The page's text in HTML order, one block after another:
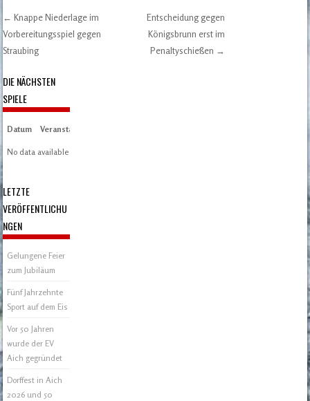
Post navigation
← Knappe Niederlage im
Vorbereitungsspiel gegen
Straubing
Entscheidung gegen
Königsbrunn erst im
Penaltyschießen →
DIE NÄCHSTEN
SPIELE
Datum Veranstaltung
No data available in table
LETZTE
VERÖFFENTLICHU
NGEN
Gelungene Feier
zum Jubiläum
Fünf Jahrzehnte
Sport auf dem Eis
Vor 50 Jahren
wurde der EV
Aich gegründet
Dorffest in Aich
2026 und 50